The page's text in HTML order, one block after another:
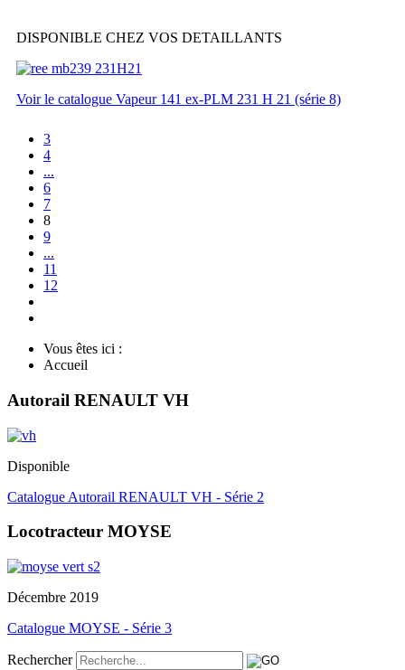
DISPONIBLE CHEZ VOS DETAILLANTS
Voir le catalogue Vapeur 141 ex-PLM 231 H 21 (série 8)
3
4
...
6
7
8
9
...
11
12
Vous êtes ici :
Accueil
Autorail RENAULT VH
Disponible
Catalogue Autorail RENAULT VH - Série 2
Locotracteur MOYSE
Décembre 2019
Catalogue MOYSE - Série 3
Rechercher